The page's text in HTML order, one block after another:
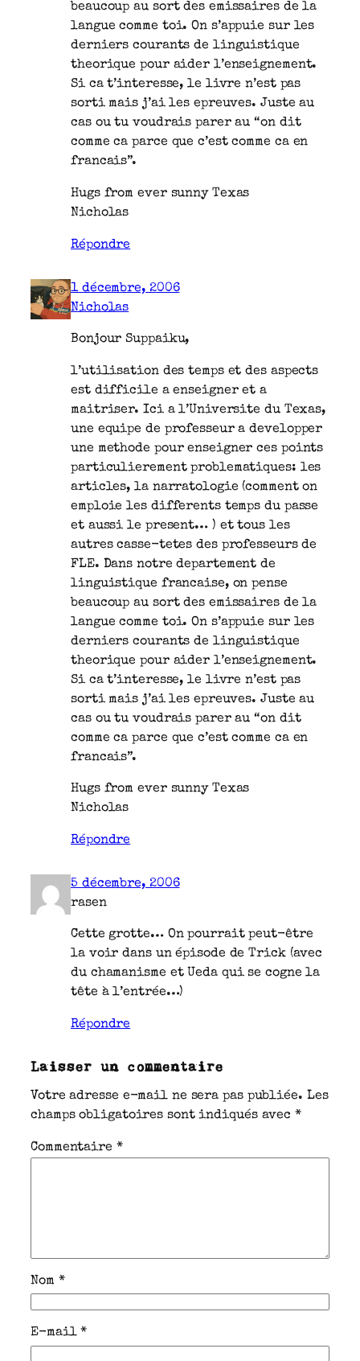
beaucoup au sort des emissaires de la
langue comme toi. On s’appuie sur les
derniers courants de linguistique
theorique pour aider l’enseignement.
Si ca t’interesse, le livre n’est pas
sorti mais j’ai les epreuves. Juste au
cas ou tu voudrais parer au “on dit
comme ca parce que c’est comme ca en
francais”.
Hugs from ever sunny Texas
Nicholas
Répondre
1 décembre, 2006
Nicholas
Bonjour Suppaiku,
l’utilisation des temps et des aspects
est difficile a enseigner et a
maitriser. Ici a l’Universite du Texas,
une equipe de professeur a developper
une methode pour enseigner ces points
particulierement problematiques: les
articles, la narratologie (comment on
emploie les differents temps du passe
et aussi le present… ) et tous les
autres casse-tetes des professeurs de
FLE. Dans notre departement de
linguistique francaise, on pense
beaucoup au sort des emissaires de la
langue comme toi. On s’appuie sur les
derniers courants de linguistique
theorique pour aider l’enseignement.
Si ca t’interesse, le livre n’est pas
sorti mais j’ai les epreuves. Juste au
cas ou tu voudrais parer au “on dit
comme ca parce que c’est comme ca en
francais”.
Hugs from ever sunny Texas
Nicholas
Répondre
5 décembre, 2006
rasen
Cette grotte… On pourrait peut-être
la voir dans un épisode de Trick (avec
du chamanisme et Ueda qui se cogne la
tête à l’entrée…)
Répondre
Laisser un commentaire
Votre adresse e-mail ne sera pas publiée. Les
champs obligatoires sont indiqués avec*
Commentaire *
Nom *
E-mail*